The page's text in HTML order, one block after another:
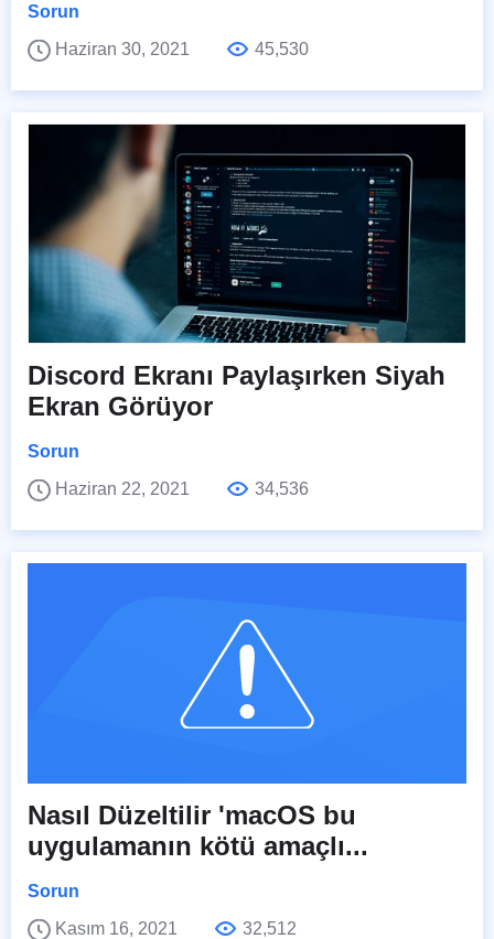
Sorun
Haziran 30, 2021
45,530
Discord Ekranı Paylaşırken Siyah
Ekran Görüyor
Sorun
Haziran 22, 2021
34,536
Nasıl Düzeltilir 'macOS bu
uygulamanın kötü amaçlı...
Sorun
Kasım 16, 2021
32,512